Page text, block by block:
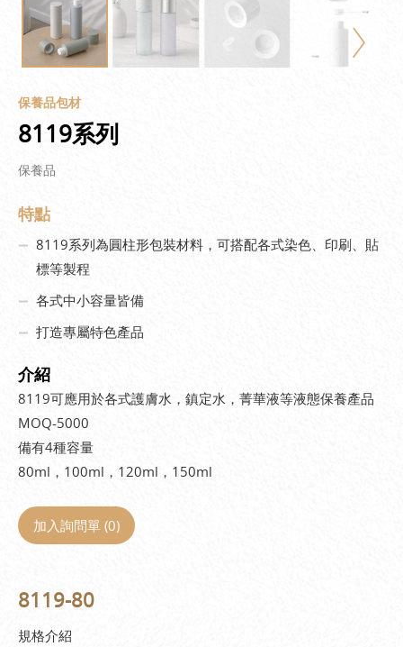
保養品包材
8119系列
保養品
特點
8119系列為圓柱形包裝材料，可搭配各式染色、印刷、貼
標等製程
各式中小容量皆備
打造專屬特色產品
介紹
8119可應用於各式護膚水，鎮定水，菁華液等液態保養產品
MOQ-5000
備有4種容量
80ml，100ml，120ml，150ml
加入詢問單 (0)
8119-80
規格介紹